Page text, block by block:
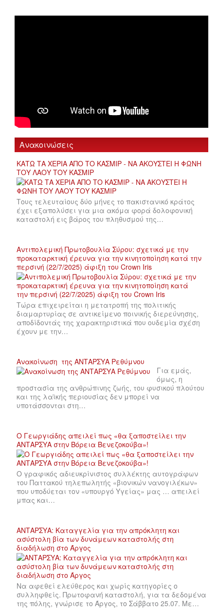
Ανακοινώσεις
ΚΑΤΩ ΤΑ ΧΕΡΙΑ ΑΠΟ ΤΟ ΚΑΣΜΙΡ - ΝΑ ΑΚΟΥΣΤΕΙ Η ΦΩΝΗ
ΤΟΥ ΛΑΟΥ ΤΟΥ ΚΑΣΜΙΡ
Τους τελευταίους δύο μήνες το πακιστανικό κράτος
έχει εξαπολύσει για μια ακόμα φορά δολοφονική
καταστολή εις βάρος του πληθυσμού της…
Αντιπολεμική Πρωτοβουλία Σύρου: σχετικά με την
προκαταρκτική έρευνα για την κινητοποίηση κατά την
περσινή (22/7/2025) άφιξη του Crown Iris
Τώρα επιχειρείται η μετατροπή της πολιτικής
διαμαρτυρίας σε αντικείμενο ποινικής διερεύνησης,
αποδίδοντάς της χαρακτηριστικά που ουδεμία σχέση
έχουν με την…
Ανακοίνωση της ΑΝΤΑΡΣΥΑ Ρεθύμνου
Για εμάς,
όμως, η
προστασία της ανθρώπινης ζωής, του φυσικού πλούτου
και της λαϊκής περιουσίας δεν μπορεί να
υποτάσσονται στη…
Ο Γεωργιάδης απειλεί πως «θα ξαποστείλει την
ΑΝΤΑΡΣΥΑ στην Βόρεια Βενεζοκούβα»!
Ο γραφικός αδιευκρίνιστος συλλέκτης αυτογράφων
του Παττακού τηλεπωλητής «βιονικών νανογιλέκων»
που υποδύεται τον «υπουργό Υγείας» μας … απειλεί
μπας και…
ΑΝΤΑΡΣΥΑ: Καταγγελία για την απρόκλητη και
ασύστολη βία των δυνάμεων καταστολής στη
διαδήλωση στο Άργος
Να αφεθεί ελεύθερος και χωρίς κατηγορίες ο
συλληφθείς. Πρωτοφανή καταστολή, για τα δεδομένα
της πόλης, γνώρισε το Άργος, το Σάββατο 25.07. Με…